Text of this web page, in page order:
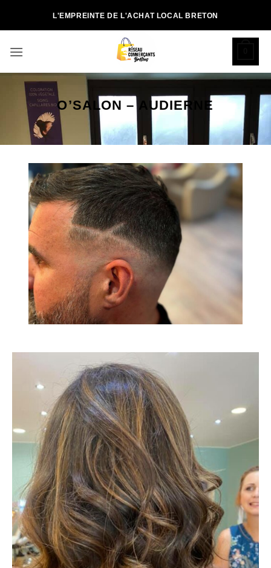
L'EMPREINTE DE L'ACHAT LOCAL BRETON
O’SALON – AUDIERNE